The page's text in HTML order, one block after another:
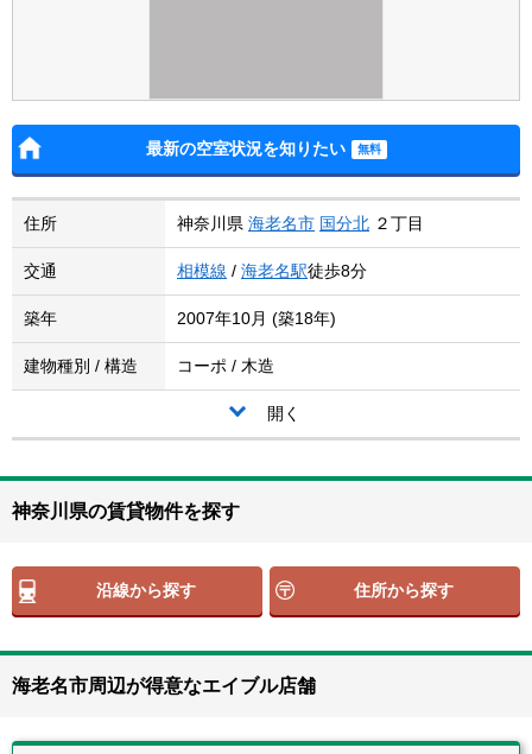
最新の空室状況を知りたい
住所 神奈川県 海老名市 国分北 ２丁目
交通 相模線 / 海老名駅徒歩8分
築年 2007年10月 (築18年)
建物種別 / 構造 コーポ / 木造
開く
神奈川県の賃貸物件を探す
沿線から探す 住所から探す
海老名市周辺が得意なエイブル店舗